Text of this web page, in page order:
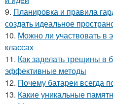
9. Планировка и правила
создать идеальное
10. Можно ли участвовать в
классах
11. Как заделать трещины в
эффективные методы
12. Почему батареи всегда
13. Какие уникальные